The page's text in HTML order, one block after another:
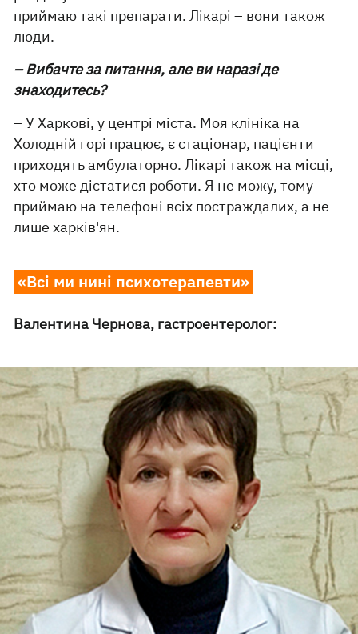
приймаю такі препарати. Лікарі – вони також
люди.
– Вибачте за питання, але ви наразі де
знаходитесь?
– У Харкові, у центрі міста. Моя клініка на
Холодній горі працює, є стаціонар, пацієнти
приходять амбулаторно. Лікарі також на місці,
хто може дістатися роботи. Я не можу, тому
приймаю на телефоні всіх постраждалих, а не
лише харків'ян.
«Всі ми нині психотерапевти»
Валентина Чернова, гастроентеролог: